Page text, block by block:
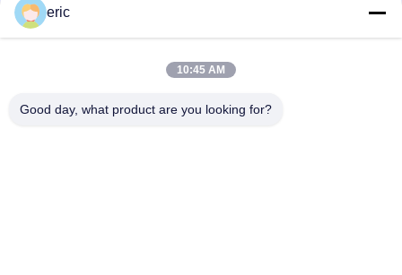
3000 séries 1500mm ont anodisé la feuille en aluminium pour
la plaque minéralogique
feuille en aluminium anodisée 3mm épaisse 5052 de 2mm
eric
10:45 AM
Good day, what product are you looking for?